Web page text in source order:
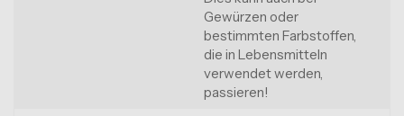
Gewürzen oder
bestimmten Farbstoffen,
die in Lebensmitteln
verwendet werden,
passieren!